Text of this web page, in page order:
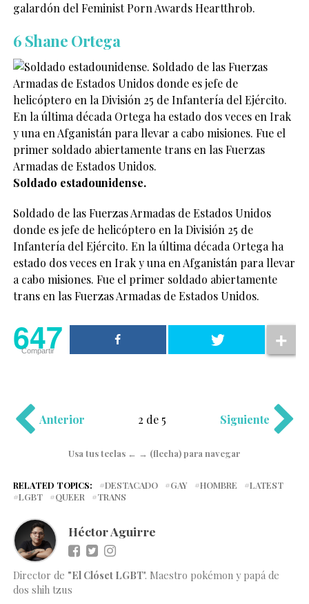
galardón del Feminist Porn Awards Heartthrob.
6 Shane Ortega
Soldado estadounidense.
Soldado de las Fuerzas Armadas de Estados Unidos
donde es jefe de helicóptero en la División 25 de
Infanterí­a del Ejército. En la última década Ortega ha
estado dos veces en Irak y una en Afganistán para llevar
a cabo misiones. Fue el primer soldado abiertamente
trans en las Fuerzas Armadas de Estados Unidos.
647
Compartir
Anterior 2 de 5 Siguiente
Usa tus teclas ← → (flecha) para navegar
RELATED TOPICS: DESTACADO GAY HOMBRE
LATEST
LGBT
QUEER TRANS
Héctor Aguirre
Director de "El Clóset LGBT". Maestro pokémon y papá de
dos shih tzus